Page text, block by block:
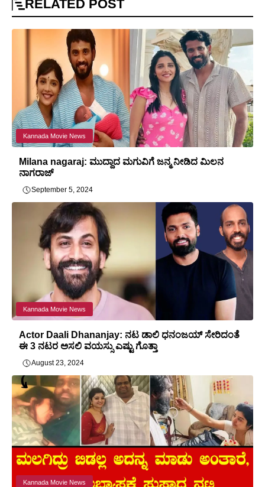
RELATED POST
Kannada Movie News
Milana nagaraj: ಮುದ್ದಾದ ಮಗುವಿಗೆ ಜನ್ಮ ನೀಡಿದ ಮಿಲನ
ನಾಗರಾಜ್
September 5, 2024
Kannada Movie News
Actor Daali Dhananjay: ನಟ ಡಾಲಿ ಧನಂಜಯ್ ಸೇರಿದಂತೆ
ಈ 3 ನಟರ ಅಸಲಿ ವಯಸ್ಸು ಎಷ್ಟು ಗೊತ್ತಾ
August 23, 2024
Kannada Movie News